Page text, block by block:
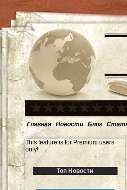
Главная Новости Блог
This feature is for Premium users
only!
Топ Новости